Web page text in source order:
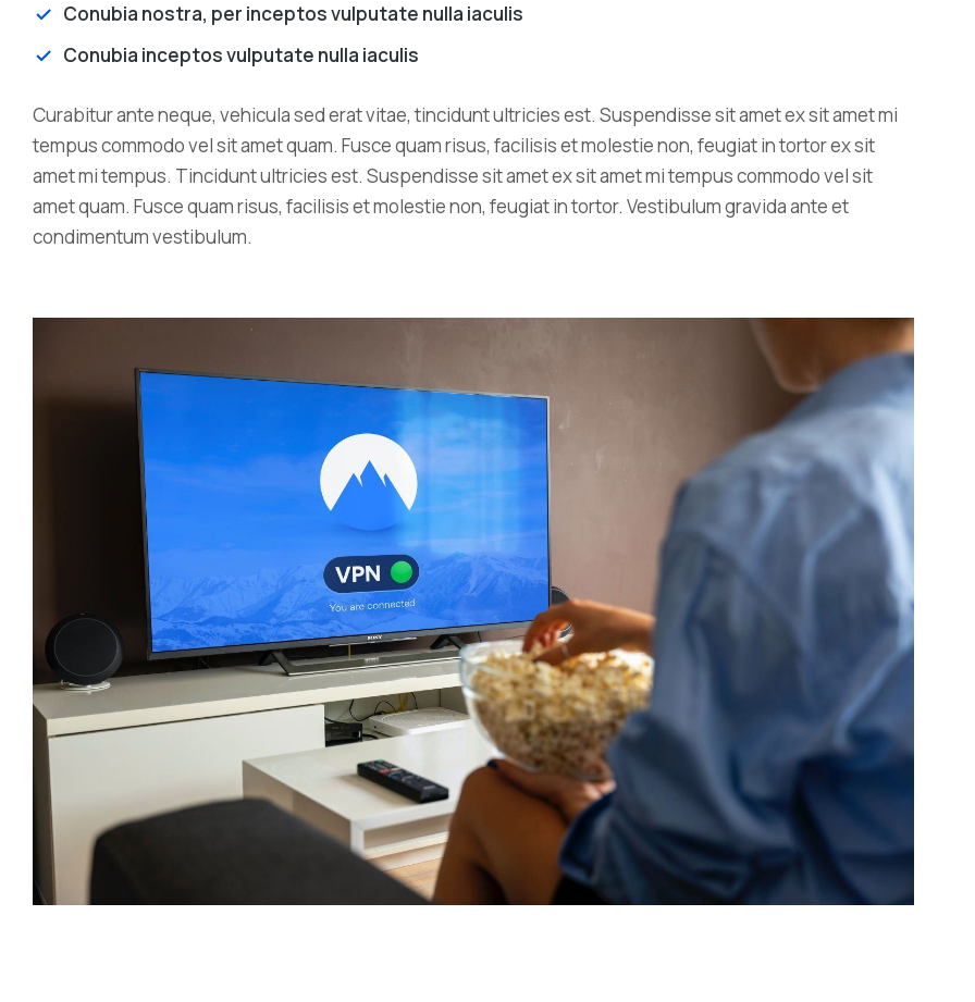
Conubia nostra, per inceptos vulputate nulla iaculis
Conubia inceptos vulputate nulla iaculis
Curabitur ante neque, vehicula sed erat vitae, tincidunt ultricies est. Suspendisse sit amet ex sit amet mi
tempus commodo vel sit amet quam. Fusce quam risus, facilisis et molestie non, feugiat in tortor ex sit
amet mi tempus. Tincidunt ultricies est. Suspendisse sit amet ex sit amet mi tempus commodo vel sit
amet quam. Fusce quam risus, facilisis et molestie non, feugiat in tortor. Vestibulum gravida ante et
condimentum vestibulum.
Neurone nulla amet from lorem
ipsum